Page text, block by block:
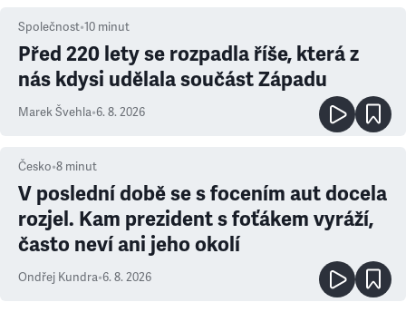
Společnost•10 minut
Před 220 lety se rozpadla říše, která z
nás kdysi udělala součást Západu
Marek Švehla•6. 8. 2026
Česko•8 minut
V poslední době se s focením aut docela
rozjel. Kam prezident s foťákem vyráží,
často neví ani jeho okolí
Ondřej Kundra•6. 8. 2026